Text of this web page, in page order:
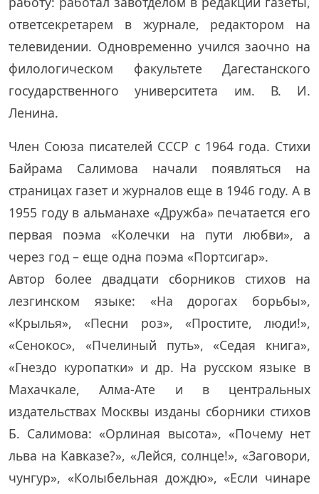
ответсекретарем в журнале, редактором на
телевидении. Одновременно учился заочно на
филологическом факультете Дагестанского
государственного университета им. В. И.
Ленина.
Член Союза писателей СССР с 1964 года. Стихи
Байрама Салимова начали появляться на
страницах газет и журналов еще в 1946 году. А в
1955 году в альманахе «Дружба» печатается его
первая поэма «Колечки на пути любви», а
через год – еще одна поэма «Портсигар».
Автор более двадцати сборников стихов на
лезгинском языке: «На дорогах борьбы»,
«Крылья», «Песни роз», «Простите, люди!»,
«Сенокос», «Пчелиный путь», «Седая книга»,
«Гнездо куропатки» и др. На русском языке в
Махачкале, Алма-Ате и в центральных
издательствах Москвы изданы сборники стихов
Б. Салимова: «Орлиная высота», «Почему нет
льва на Кавказе?», «Лейся, солнце!», «Заговори,
чунгур», «Колыбельная дождю», «Если чинаре